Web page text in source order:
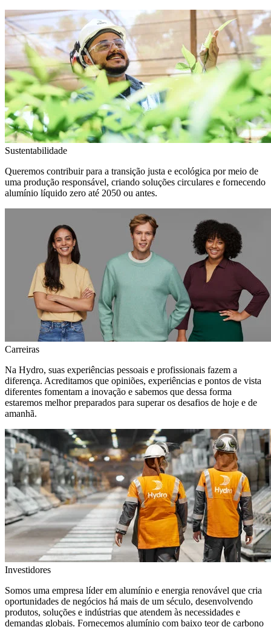
Sustentabilidade
Queremos contribuir para a transição justa e ecológica por meio de
uma produção responsável, criando soluções circulares e fornecendo
alumínio líquido zero até 2050 ou antes.
Carreiras
Na Hydro, suas experiências pessoais e profissionais fazem a
diferença. Acreditamos que opiniões, experiências e pontos de vista
diferentes fomentam a inovação e sabemos que dessa forma
estaremos melhor preparados para superar os desafios de hoje e de
amanhã.
Investidores
Somos uma empresa líder em alumínio e energia renovável que cria
oportunidades de negócios há mais de um século, desenvolvendo
produtos, soluções e indústrias que atendem às necessidades e
demandas globais. Fornecemos alumínio com baixo teor de carbono